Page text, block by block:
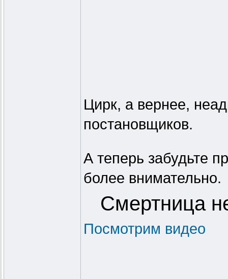
Цирк, а вернее,
постановщиков.
А теперь забудьте
более внимательно.
Смертница
Посмотрим видео